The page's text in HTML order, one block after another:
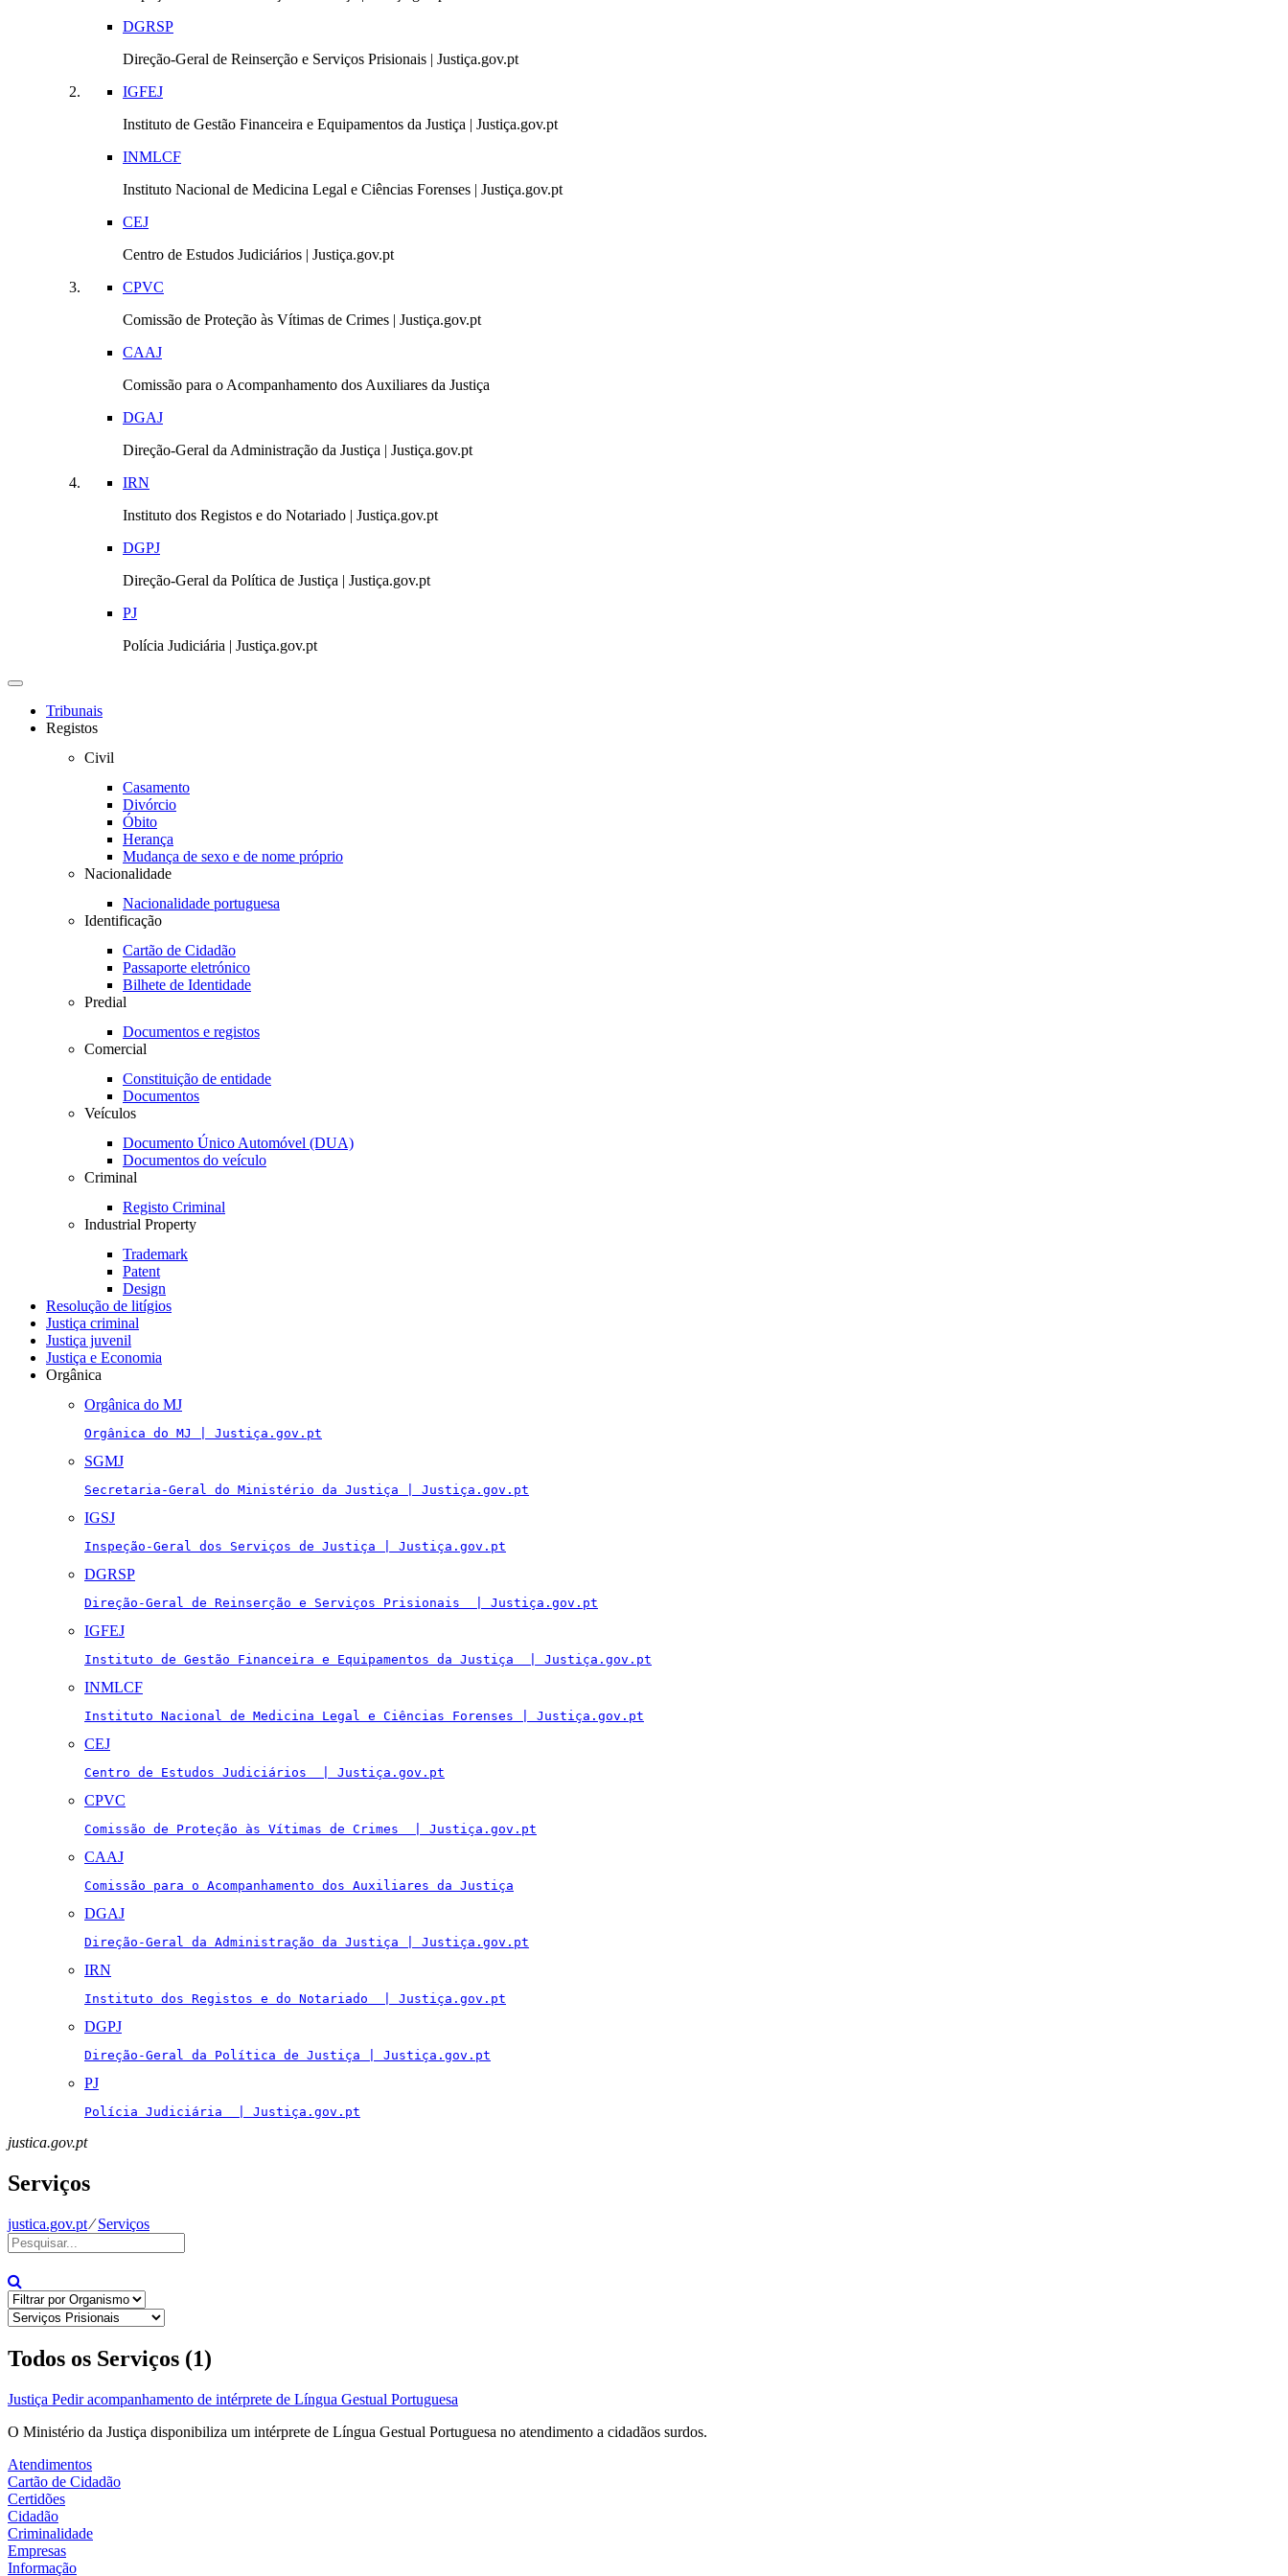
DGRSP
Direção-Geral de Reinserção e Serviços Prisionais | Justiça.gov.pt
IGFEJ
Instituto de Gestão Financeira e Equipamentos da Justiça | Justiça.gov.pt
INMLCF
Instituto Nacional de Medicina Legal e Ciências Forenses | Justiça.gov.pt
CEJ
Centro de Estudos Judiciários | Justiça.gov.pt
CPVC
Comissão de Proteção às Vítimas de Crimes | Justiça.gov.pt
CAAJ
Comissão para o Acompanhamento dos Auxiliares da Justiça
DGAJ
Direção-Geral da Administração da Justiça | Justiça.gov.pt
IRN
Instituto dos Registos e do Notariado | Justiça.gov.pt
DGPJ
Direção-Geral da Política de Justiça | Justiça.gov.pt
PJ
Polícia Judiciária | Justiça.gov.pt
Toggle
navigationTribunais
Registos
Civil
Casamento
Divórcio
Óbito
Herança
Mudança de sexo e de nome próprio
Nacionalidade
Nacionalidade portuguesa
Identificação
Cartão de Cidadão
Passaporte eletrónico
Bilhete de Identidade
Predial
Documentos e registos
Comercial
Constituição de entidade
Documentos
Veículos
Documento Único Automóvel (DUA)
Documentos do veículo
Criminal
Registo Criminal
Industrial Property
Trademark
Patent
Design
Resolução de litígios
Justiça criminal
Justiça juvenil
Justiça e Economia
Orgânica
Orgânica do MJ
Orgânica do MJ | Justiça.gov.pt
SGMJ
Secretaria-Geral do Ministério da Justiça | Justiça.gov.pt
IGSJ
Inspeção-Geral dos Serviços de Justiça | Justiça.gov.pt
DGRSP
Direção-Geral de Reinserção e Serviços Prisionais  | Justiça.gov.pt
IGFEJ
Instituto de Gestão Financeira e Equipamentos da Justiça  | Justiça.gov.pt
INMLCF
Instituto Nacional de Medicina Legal e Ciências Forenses | Justiça.gov.pt
CEJ
Centro de Estudos Judiciários  | Justiça.gov.pt
CPVC
Comissão de Proteção às Vítimas de Crimes  | Justiça.gov.pt
CAAJ
Comissão para o Acompanhamento dos Auxiliares da Justiça
DGAJ
Direção-Geral da Administração da Justiça | Justiça.gov.pt
IRN
Instituto dos Registos e do Notariado  | Justiça.gov.pt
DGPJ
Direção-Geral da Política de Justiça | Justiça.gov.pt
PJ
Polícia Judiciária  | Justiça.gov.pt
justica.gov.pt
Serviços
justica.gov.pt⁄Serviços
Todos os Serviços (1)
Justiça Pedir acompanhamento de intérprete de Língua Gestual Portuguesa
O Ministério da Justiça disponibiliza um intérprete de Língua Gestual Portuguesa no atendimento a cidadãos surdos.
Atendimentos
Cartão de Cidadão
Certidões
Cidadão
Criminalidade
Empresas
Informação